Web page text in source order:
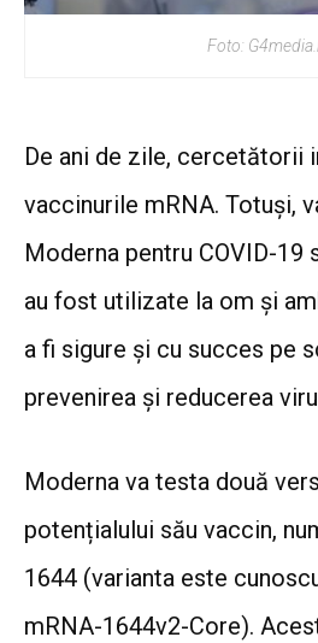
Foto:
De ani de zile, cercetătorii
vaccinurile mRNA. Totuși,
Moderna pentru COVID-19
au fost utilizate la om și
a fi sigure și cu succes pe
prevenirea și reducerea
Moderna va testa două
potențialului său vaccin,
1644 (varianta este
mRNA-1644v2-Core).